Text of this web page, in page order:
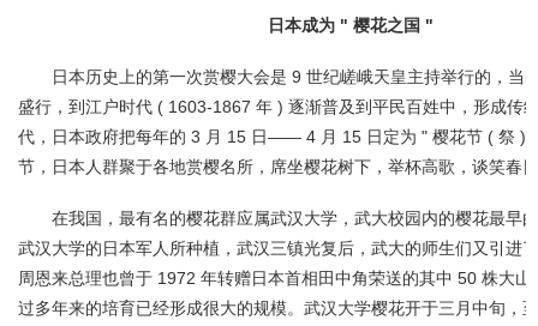
日本成为 " 樱花之国 "
日本历史上的第一次赏樱大会是 9 世纪嵯峨天皇主持举行的，当
盛行，到江户时代 ( 1603-1867 年 ) 逐渐普及到平民百姓中，形成传
代，日本政府把每年的 3 月 15 日—— 4 月 15 日定为 " 樱花节 ( 祭 )
节，日本人群聚于各地赏樱名所，席坐樱花树下，举杯高歌，谈笑春
在我国，最有名的樱花群应属武汉大学，武大校园内的樱花最早
武汉大学的日本军人所种植，武汉三镇光复后，武大的师生们又引进
周恩来总理也曾于 1972 年转赠日本首相田中角荣送的其中 50 株大
过多年来的培育已经形成很大的规模。武汉大学樱花开于三月中旬，